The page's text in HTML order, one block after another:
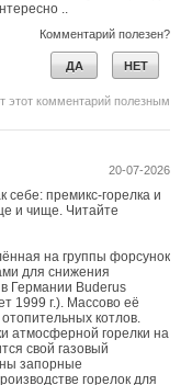
..
Комментарий полезен?
ДА НЕТ
этот комментарий полезным
20-07-2026
премикс-горелка и
и чище. Читайте
на группы форсунок
для снижения
Германии Buderus
1999 г.). Массово её
котлов.
атмосферной горелки на
свой газовый
запорные
горелок для